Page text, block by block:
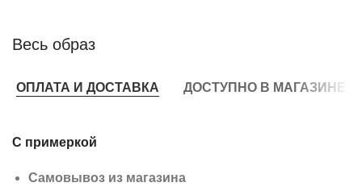
Весь образ
ОПЛАТА И ДОСТАВКА ДОСТУПНО В МАГАЗИНЕ
С примеркой
Самовывоз из магазина